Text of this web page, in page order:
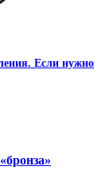
Если нужно